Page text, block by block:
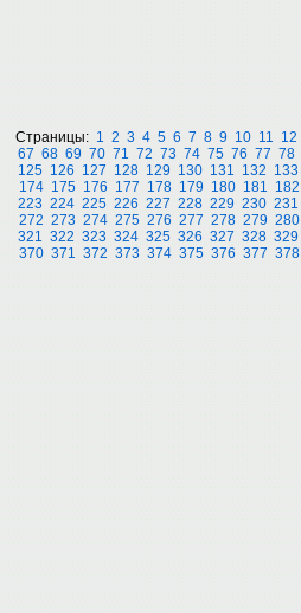
Страницы: 1 2 3 4 5 6 7 8 9 10 11 12
67 68 69 70 71 72 73 74 75 76 77 78
125 126 127 128 129 130 131 132 133
174 175 176 177 178 179 180 181 182
223 224 225 226 227 228 229 230 231
272 273 274 275 276 277 278 279 280
321
322 323 324 325 326 327 328 329
370 371 372 373 374 375 376 377 378